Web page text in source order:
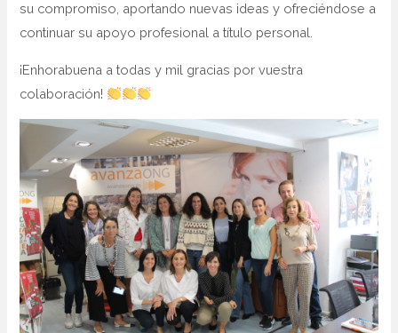
su compromiso, aportando nuevas ideas y ofreciéndose a
continuar su apoyo profesional a título personal.
¡Enhorabuena a todas y mil gracias por vuestra
colaboración!